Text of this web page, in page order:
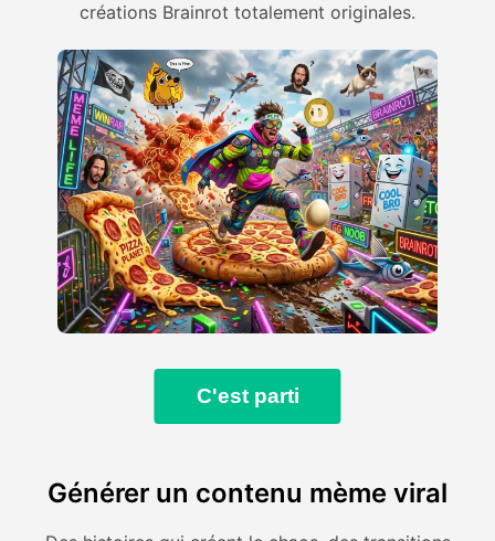
créations Brainrot totalement originales.
C'est parti
Générer un contenu mème viral